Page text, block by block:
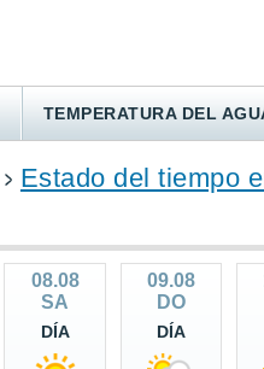
TEMPERATURA DEL
Estado del tiempo
08.08
SA
DÍA
09.08
DO
DÍA